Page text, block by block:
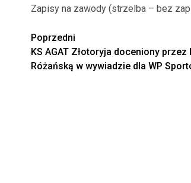
Zapisy na zawody (strzelba – bez
Zobacz
wpisy
Poprzedni
KS AGAT Złotoryja doceniony przez
Różańską w wywiadzie dla WP